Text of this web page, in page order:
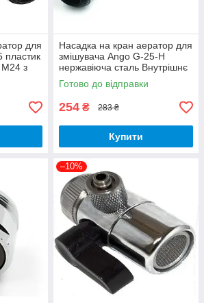
для
пластик
М24 з
Насадка на кран аератор для
змішувача Ango G-25-H
нержавіюча сталь Внутрішнє
різьблення М22 з гнучким
шлангом
Готово до відправки
254 ₴ 283 ₴
Купити
–10%